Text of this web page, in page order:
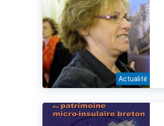
Actualité